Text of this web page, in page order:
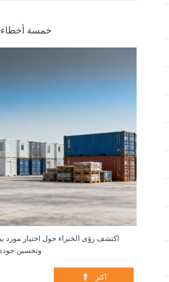
خمسة أخطاء
اكتشف رؤى الخبراء حول اختيار مورد
وتحسين جودة
 أكثر